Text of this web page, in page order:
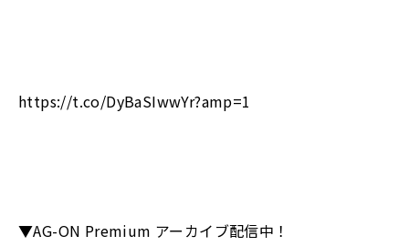
https://t.co/DyBaSIwwYr?amp=1
▼AG-ON Premium アーカイブ配信中！